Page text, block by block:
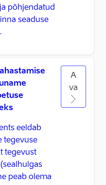
põhjendatud
seaduse
eeldab
tegevuse
tegevust
peab olema
A
va